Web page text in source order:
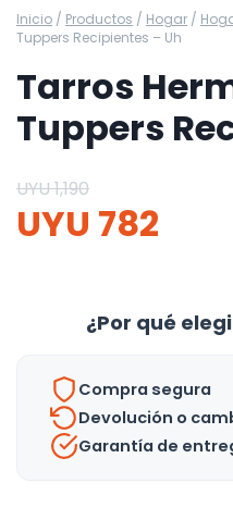
Inicio / Productos / Hogar /
Tuppers Recipientes – Uh
Tarros
Tuppers
UYU1,190
UYU 782
¿Por qué
Compra segura
Devolución o
Garantía de